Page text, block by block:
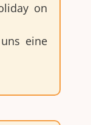
on
eine